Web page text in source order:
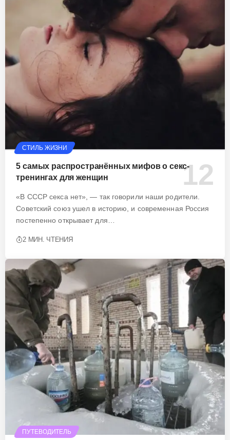
СТИЛЬ ЖИЗНИ
5 самых распространённых мифов о секс-
тренингах для женщин
«В СССР секса нет», — так говорили наши родители.
Советский союз ушел в историю, и современная Россия
постепенно открывает для…
2 МИН. ЧТЕНИЯ
ПУТЕВОДИТЕЛЬ